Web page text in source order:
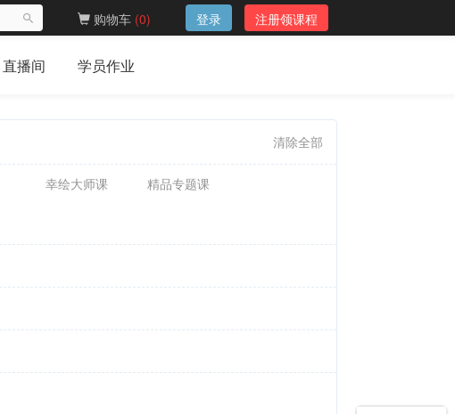
购物车 (0) 登录 注册领课程
直播间 学员作业
清除全部
幸绘大师课 精品专题课